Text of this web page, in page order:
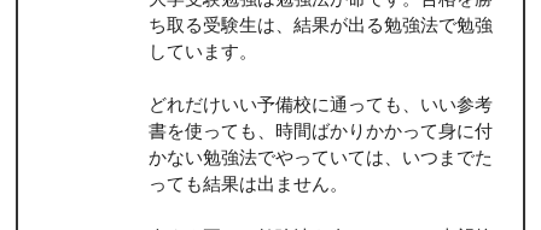
ち取る受験生は、結果が出る勉強法で勉強
しています。
どれだけいい予備校に通っても、いい参考
書を使っても、時間ばかりかかって身に付
かない勉強法でやっていては、いつまでた
っても結果は出ません。